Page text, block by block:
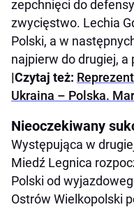
zepchnięci do
zwycięstwo. Lechia
Polski, a w
najpierw do drugiej,
|Czytaj też:
Ukraina – Polska.
Nieoczekiwany
Występująca w
Miedź Legnica
Polski od
Ostrów Wielkopolski